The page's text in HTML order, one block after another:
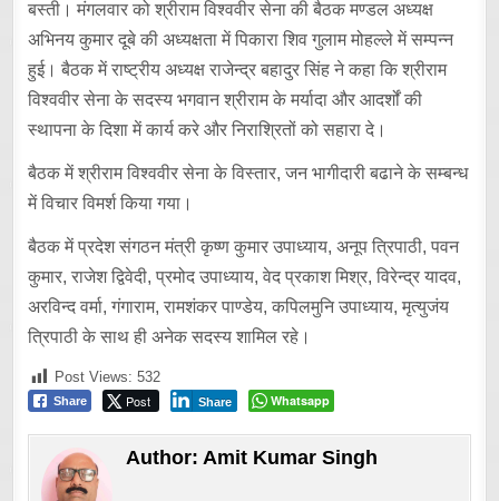
बस्ती। मंगलवार को श्रीराम विश्ववीर सेना की बैठक मण्डल अध्यक्ष
अभिनय कुमार दूबे की अध्यक्षता में पिकारा शिव गुलाम मोहल्ले में सम्पन्न
हुई। बैठक में राष्ट्रीय अध्यक्ष राजेन्द्र बहादुर सिंह ने कहा कि श्रीराम
विश्ववीर सेना के सदस्य भगवान श्रीराम के मर्यादा और आदर्शों की
स्थापना के दिशा में कार्य करे और निराश्रितों को सहारा दे।
बैठक में श्रीराम विश्ववीर सेना के विस्तार, जन भागीदारी बढाने के सम्बन्ध
में विचार विमर्श किया गया।
बैठक में प्रदेश संगठन मंत्री कृष्ण कुमार उपाध्याय, अनूप त्रिपाठी, पवन
कुमार, राजेश द्विवेदी, प्रमोद उपाध्याय, वेद प्रकाश मिश्र, विरेन्द्र यादव,
अरविन्द वर्मा, गंगाराम, रामशंकर पाण्डेय, कपिलमुनि उपाध्याय, मृत्युजंय
त्रिपाठी के साथ ही अनेक सदस्य शामिल रहे।
Post Views: 532
Share Post Share Whatsapp
Author:Amit Kumar Singh